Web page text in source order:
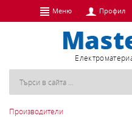
Меню Профил
Производители